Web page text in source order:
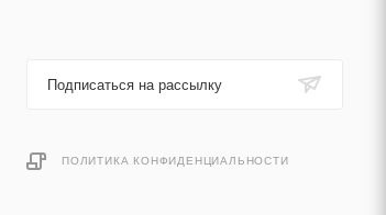
Подписаться на рассылку
ПОЛИТИКА КОНФИДЕНЦИАЛЬНОСТИ